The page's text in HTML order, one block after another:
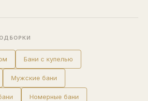
Бани с купелью
Мужские бани
Номерные бани